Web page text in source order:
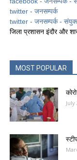
twitter - जनसम्पर्क
twitter - जनसम्पर्क -
जिला प्रशासन इंदौर और
MOST POPULAR
July